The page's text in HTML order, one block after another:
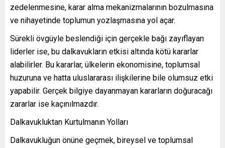
zedelenmesine, karar alma mekanizmalarının bozulmasına
ve nihayetinde toplumun yozlaşmasına yol açar.
Sürekli övgüyle beslendiği için gerçekle bağı zayıflayan
liderler ise, bu dalkavukların etkisi altında kötü kararlar
alabilirler. Bu kararlar, ülkelerin ekonomisine, toplumsal
huzuruna ve hatta uluslararası ilişkilerine bile olumsuz etki
yapabilir. Gerçek bilgiye dayanmayan kararların doğuracağı
zararlar ise kaçınılmazdır.
Dalkavukluktan Kurtulmanın Yolları
Dalkavukluğun önüne geçmek, bireysel ve toplumsal